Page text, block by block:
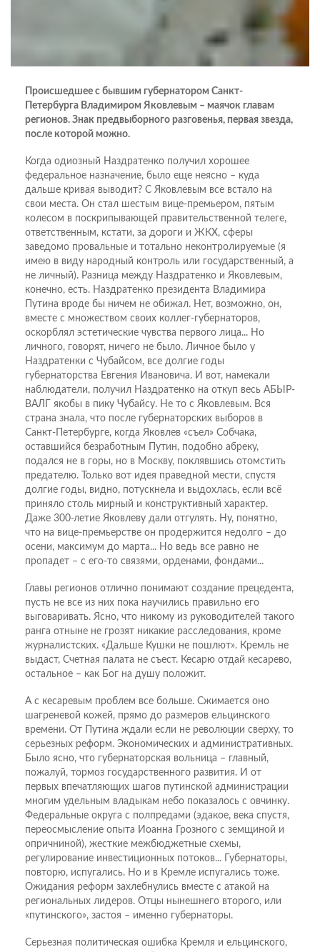
Происшедшее с бывшим губернатором Санкт-
Петербурга Владимиром Яковлевым – маячок главам
регионов. Знак предвыборного разговенья, первая звезда,
после которой можно.
Когда одиозный Наздратенко получил хорошее
федеральное назначение, было еще неясно – куда
дальше кривая выводит? С Яковлевым все встало на
свои места. Он стал шестым вице-премьером, пятым
колесом в поскрипывающей правительственной телеге,
ответственным, кстати, за дороги и ЖКХ, сферы
заведомо провальные и тотально неконтролируемые (я
имею в виду народный контроль или государственный, а
не личный). Разница между Наздратенко и Яковлевым,
конечно, есть. Наздратенко президента Владимира
Путина вроде бы ничем не обижал. Нет, возможно, он,
вместе с множеством своих коллег-губернаторов,
оскорблял эстетические чувства первого лица... Но
личного, говорят, ничего не было. Личное было у
Наздратенки с Чубайсом, все долгие годы
губернаторства Евгения Ивановича. И вот, намекали
наблюдатели, получил Наздратенко на откуп весь АБЫР-
ВАЛГ якобы в пику Чубайсу. Не то с Яковлевым. Вся
страна знала, что после губернаторских выборов в
Санкт-Петербурге, когда Яковлев «съел» Собчака,
оставшийся безработным Путин, подобно абреку,
подался не в горы, но в Москву, поклявшись отомстить
предателю. Только вот идея праведной мести, спустя
долгие годы, видно, потускнела и выдохлась, если всё
приняло столь мирный и конструктивный характер.
Даже 300-летие Яковлеву дали отгулять. Ну, понятно,
что на вице-премьерстве он продержится недолго – до
осени, максимум до марта... Но ведь все равно не
пропадет – с его-то связями, орденами, фондами...
Главы регионов отлично понимают создание прецедента,
пусть не все из них пока научились правильно его
выговаривать. Ясно, что никому из руководителей такого
ранга отныне не грозят никакие расследования, кроме
журналистских. «Дальше Кушки не пошлют». Кремль не
выдаст, Счетная палата не съест. Кесарю отдай кесарево,
остальное – как Бог на душу положит.
А с кесаревым проблем все больше. Сжимается оно
шагреневой кожей, прямо до размеров ельцинского
времени. От Путина ждали если не революции сверху, то
серьезных реформ. Экономических и административных.
Было ясно, что губернаторская вольница – главный,
пожалуй, тормоз государственного развития. И от
первых впечатляющих шагов путинской администрации
многим удельным владыкам небо показалось с овчинку.
Федеральные округа с полпредами (эдакое, века спустя,
переосмысление опыта Иоанна Грозного с земщиной и
опричниной), жесткие межбюджетные схемы,
регулирование инвестиционных потоков... Губернаторы,
повторю, испугались. Но и в Кремле испугались тоже.
Ожидания реформ захлебнулись вместе с атакой на
региональных лидеров. Отцы нынешнего второго, или
«путинского», застоя – именно губернаторы.
Серьезная политическая ошибка Кремля и ельцинского,